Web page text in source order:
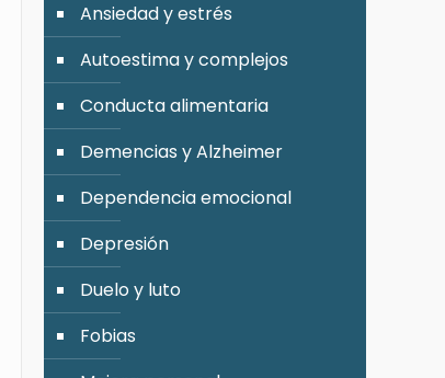
Ansiedad y estrés
Autoestima y complejos
Conducta alimentaria
Demencias y Alzheimer
Dependencia emocional
Depresión
Duelo y luto
Fobias